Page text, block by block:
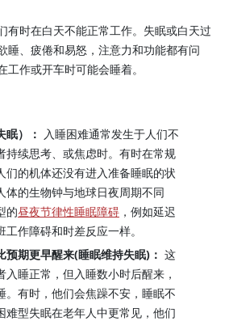
有时在白天不能正常工作。失眠或白天过
睡、疲倦和易怒，注意力和功能都有问
作或开车时可能会睡着。
眠）： 入睡困难通常发生于人们不
持续思考、或焦虑时。有时在常规
们的机体还没有进入准备睡眠的状
体的生物钟与地球日夜周期不同
的昼夜节律性睡眠障碍 ，例如延迟
作障碍和时差反应一样。
预期更早醒来(睡眠维持失眠)： 这
入睡正常，但入睡数小时后醒来，
。有时，他们会焦躁不安，睡眠不
难型失眠在老年人中更常见，他们